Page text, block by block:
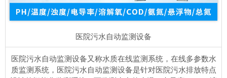
医院污水自动监测设备
医院污水自动监测设备又称水质在线监测系统，在线多参数水
质监测系统，医院污水自动监测设备是针对医院污水排放特点